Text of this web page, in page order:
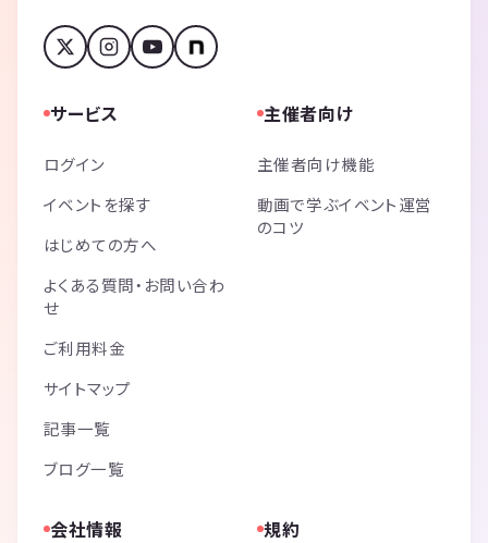
サービス
ログイン
イベントを探す
はじめての方へ
よくある質問・お問い合わ
せ
ご利用料金
サイトマップ
記事一覧
ブログ一覧
主催者向け
主催者向け機能
動画で学ぶイベント運営
のコツ
会社情報 規約